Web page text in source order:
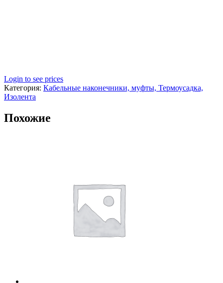
Login to see prices
Категория: Кабельные наконечники, муфты, Термоусадка,
Изолента
Похожие